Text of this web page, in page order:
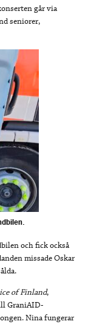
går via
seniorer,
och fick också
missade Oskar
of Finland,
GraniAID-
Nina fungerar